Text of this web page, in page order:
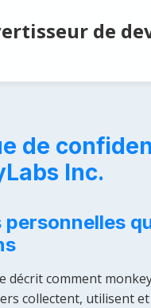
de
de
Inc.
personnelles
décrit comment
collectent, utilisent